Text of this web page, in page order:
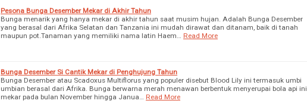
Pesona Bunga Desember Mekar di Akhir Tahun
Bunga menarik yang hanya mekar di akhir tahun saat musim hujan. Adalah Bunga Desember
yang berasal dari Afrika Selatan dan Tanzania ini mudah dirawat dan ditanam, baik di tanah
maupun pot.Tanaman yang memiliki nama latin Haem…
Read More
Bunga Desember Si Cantik Mekar di Penghujung Tahun
Bunga Desember atau Scadoxus Multiflorus yang populer disebut Blood Lily ini termasuk umbi
umbian berasal dari Afrika. Bunga berwarna merah menawan berbentuk menyerupai bola api ini
mekar pada bulan November hingga Janua…
Read More